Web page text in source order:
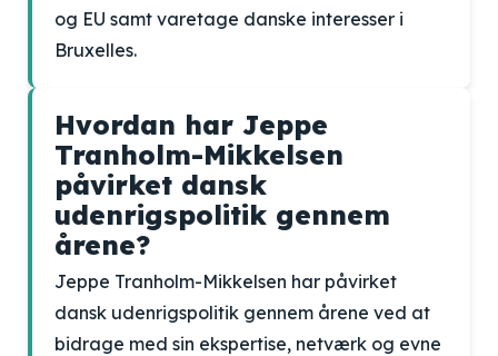
og EU samt varetage danske interesser i
Bruxelles.
Hvordan har Jeppe
Tranholm-Mikkelsen
påvirket dansk
udenrigspolitik gennem
årene?
Jeppe Tranholm-Mikkelsen har påvirket
dansk udenrigspolitik gennem årene ved at
bidrage med sin ekspertise, netværk og evne